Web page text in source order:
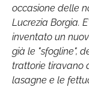
occasione delle
Lucrezia Borgia.
inventato un
già le "sfogline",
trattorie tiravano
lasagne e le